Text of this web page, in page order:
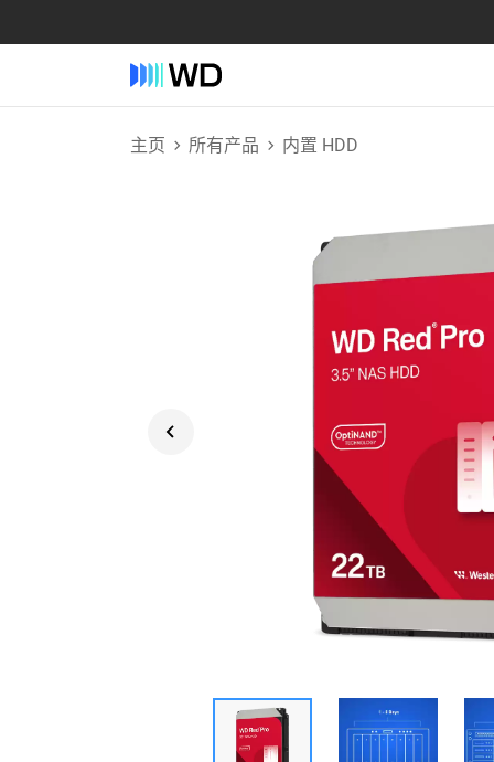
主页 所有产品 内置 HDD